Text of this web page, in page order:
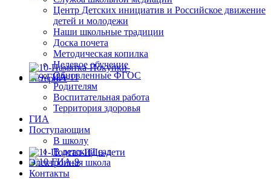
Центр Детских инициатив и Российское движение
детей и молодежи
Наши школьные традиции
Доска почета
Методическая копилка
Целевое обучение
Обновленные ФГОС
Родителям
Воспитательная работа
Территория здоровья
ГИА
Поступающим
В школу
В детский сад
Электронная школа
Контакты